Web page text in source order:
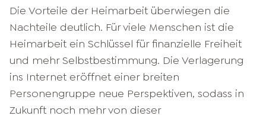
Die Vorteile der Heimarbeit überwiegen die
Nachteile deutlich. Für viele Menschen ist die
Heimarbeit ein Schlüssel für finanzielle Freiheit
und mehr Selbstbestimmung. Die Verlagerung
ins Internet eröffnet einer breiten
Personengruppe neue Perspektiven, sodass in
Zukunft noch mehr von dieser